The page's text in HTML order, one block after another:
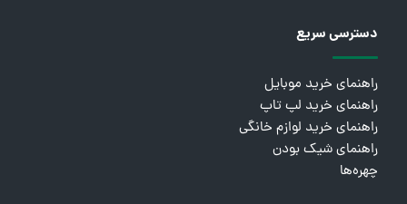
دسترسی سریع
راهنمای خرید موبایل
راهنمای خرید لپ تاپ
راهنمای خرید لوازم خانگی
راهنمای شیک بودن
چهره‌ها